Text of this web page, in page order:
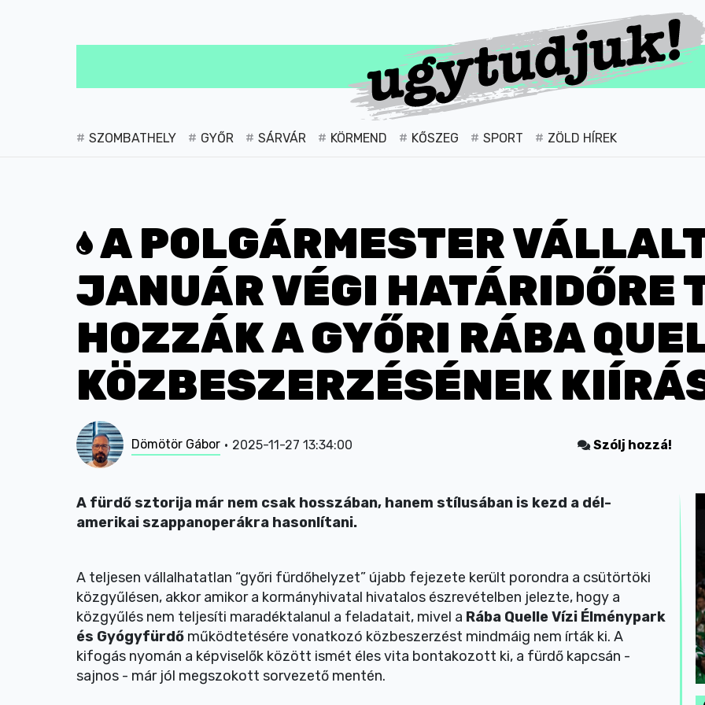
SZOMBATHELY GYŐR SÁRVÁR KÖRMEND KŐSZEG SPORT ZÖLD HÍREK
A POLGÁRMESTER
JANUÁR VÉGI HATÁRIDŐRE
HOZZÁK A GYŐRI RÁBA
KÖZBESZERZÉSÉNEK
Dömötör Gábor 2025-11-27 13:34:00 Szólj hozzá!
A fürdő sztorija már nem csak hosszában, hanem stílusában is kezd a dél-
amerikai szappanoperákra hasonlítani.
A teljesen vállalhatatlan “győri fürdőhelyzet” újabb fejezete került porondra a csütörtöki
közgyűlésen, akkor amikor a kormányhivatal hivatalos észrevételben jelezte, hogy a
közgyűlés nem teljesíti maradéktalanul a feladatait, mivel a Rába QuelleVízi Élménypark
és Gyógyfürdő működtetésére vonatkozó közbeszerzést mindmáig nem írták ki. A
kifogás nyomán a képviselők között ismét éles vita bontakozott ki, a fürdő kapcsán -
sajnos - már jól megszokott sorvezető mentén.